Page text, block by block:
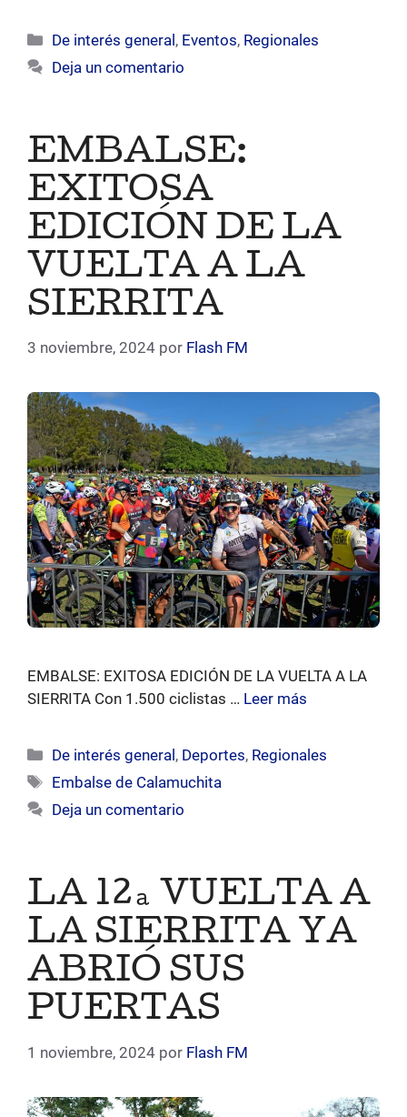
Categorías
De interés general, Eventos, Regionales
Deja un comentario
EMBALSE:
EXITOSA
EDICIÓN DE LA
VUELTA A LA
SIERRITA
3 noviembre, 2024 por Flash FM
EMBALSE: EXITOSA EDICIÓN DE LA VUELTA A LA
SIERRITA Con 1.500 ciclistas … Leer más
Categorías
De interés general , Deportes, Regionales
Etiquetas
Embalse de Calamuchita
Deja un comentario
LA 12ª VUELTA A
LA SIERRITA YA
ABRIÓ SUS
PUERTAS
1 noviembre, 2024 por Flash FM